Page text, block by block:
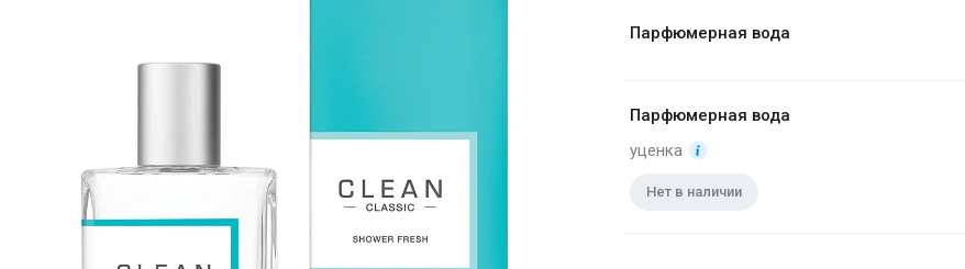
Парфюмерная вода
Парфюмерная вода
уценка
Нет в наличии